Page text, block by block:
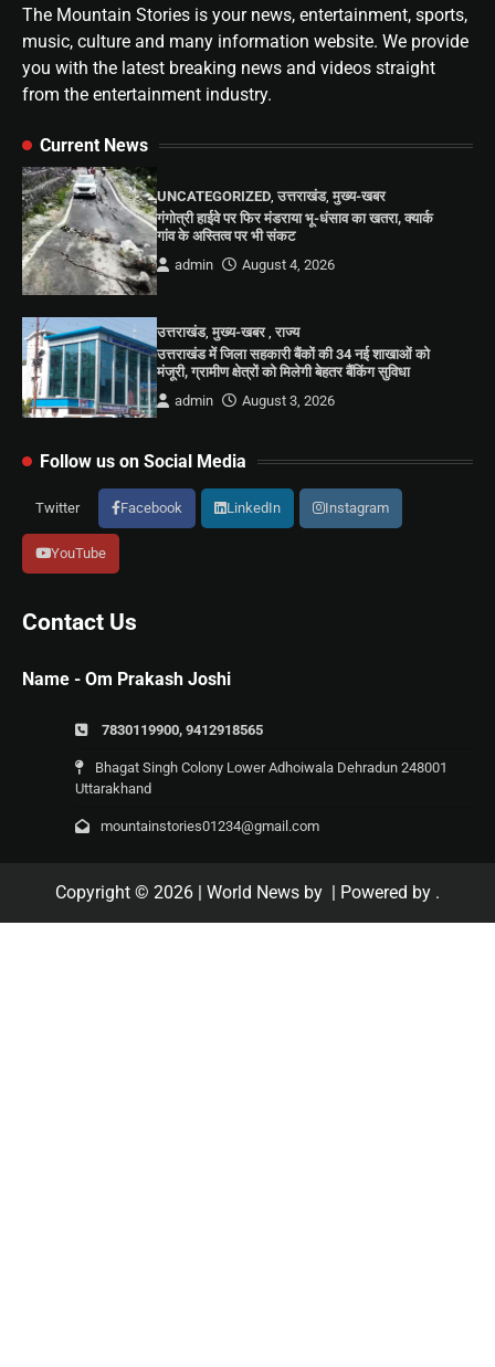
The Mountain Stories is your news, entertainment, sports,
music, culture and many information website. We provide
you with the latest breaking news and videos straight
from the entertainment industry.
Current News
UNCATEGORIZED ,उत्तराखंड,मुख्य-खबर
गंगोत्री हाईवे पर फिर मंडराया भू-धंसाव का खतरा, क्यार्क
गांव के अस्तित्व पर भी संकट
admin
August 4, 2026
उत्तराखंड,मुख्य-खबर,राज्य
उत्तराखंड में जिला सहकारी बैंकों की 34 नई शाखाओं को
मंजूरी, ग्रामीण क्षेत्रों को मिलेगी बेहतर बैंकिंग सुविधा
admin
August 3, 2026
Follow us on Social Media
Twitter Facebook LinkedIn Instagram
YouTube
Contact Us
Name - Om Prakash Joshi
7830119900, 9412918565
Bhagat Singh Colony Lower Adhoiwala Dehradun 248001
Uttarakhand
mountainstories01234@gmail.com
Copyright © 2026 | World News by | Powered by .